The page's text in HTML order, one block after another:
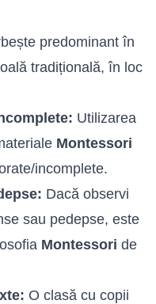
predominant în
tradițională, în loc
Utilizarea
Montessori
incomplete.
Dacă observi
sau pedepse, este
Montessori de
O clasă cu copii